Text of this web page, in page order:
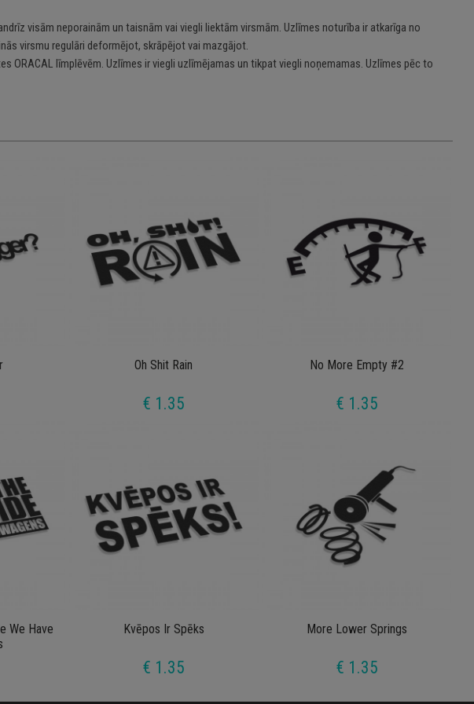
visām neporainām un taisnām vai viegli liektām virsmām. Uzlīmes noturība ir atkarīga no
virsmu regulāri deformējot, skrāpējot vai mazgājot.
ORACAL līmplēvēm. Uzlīmes ir viegli uzlīmējamas un tikpat viegli noņemamas. Uzlīmes pēc to
Oh Shit Rain
€ 1.35
No More Empty #2
€ 1.35
We Have
Kvēpos Ir Spēks
€ 1.35
More Lower Springs
€ 1.35